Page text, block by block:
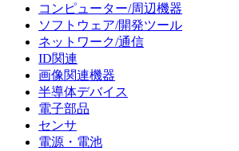
コンピューター/周辺機器
ソフトウェア/開発ツール
ネットワーク/通信
ID関連
画像関連機器
半導体デバイス
電子部品
センサ
電源・電池